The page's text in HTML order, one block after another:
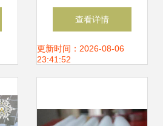
品与包装材料的创
新融合之路
查看详情
更新时间：2026-08-06
23:41:52